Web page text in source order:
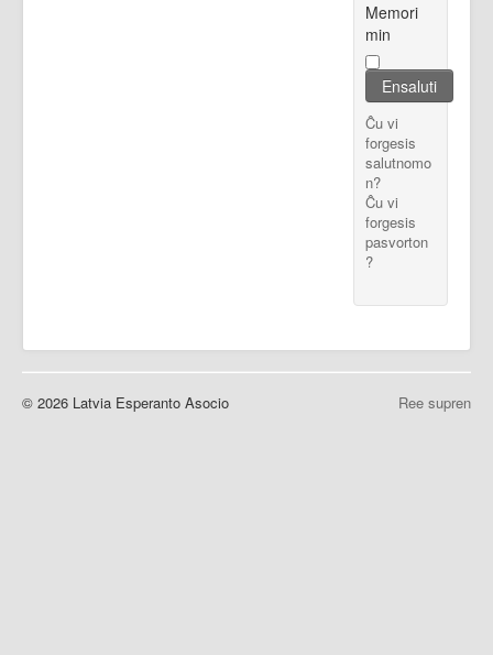
Memori
min
Ensaluti
Ĉu vi
forgesis
salutnomo
n?
Ĉu vi
forgesis
pasvorton
?
Ree supren
© 2026 Latvia Esperanto Asocio